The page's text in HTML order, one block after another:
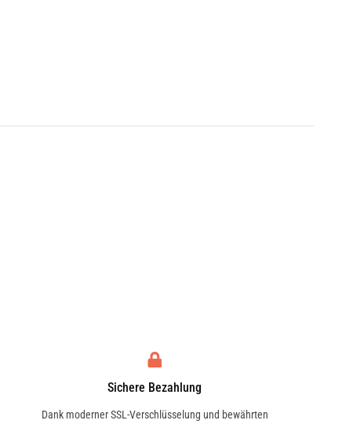
Sichere Bezahlung
Dank moderner SSL-Verschlüsselung und bewährten